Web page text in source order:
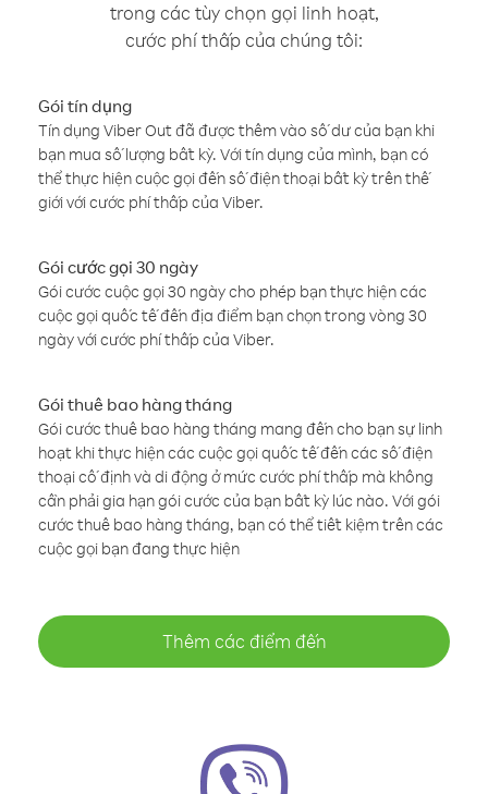
trong các tùy chọn gọi linh hoạt,
cước phí thấp của chúng tôi:
Gói tín dụng
Tín dụng Viber Out đã được thêm vào số dư của bạn khi
bạn mua số lượng bất kỳ. Với tín dụng của mình, bạn có
thể thực hiện cuộc gọi đến số điện thoại bất kỳ trên thế
giới với cước phí thấp của Viber.
Gói cước gọi 30 ngày
Gói cước cuộc gọi 30 ngày cho phép bạn thực hiện các
cuộc gọi quốc tế đến địa điểm bạn chọn trong vòng 30
ngày với cước phí thấp của Viber.
Gói thuê bao hàng tháng
Gói cước thuê bao hàng tháng mang đến cho bạn sự linh
hoạt khi thực hiện các cuộc gọi quốc tế đến các số điện
thoại cố định và di động ở mức cước phí thấp mà không
cần phải gia hạn gói cước của bạn bất kỳ lúc nào. Với gói
cước thuê bao hàng tháng, bạn có thể tiết kiệm trên các
cuộc gọi bạn đang thực hiện
Thêm các điểm đến